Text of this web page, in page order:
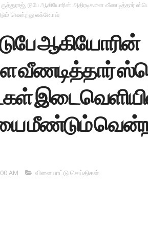
ருத்துராஜ், டுபே ஆகியோரின் அதிரடிகளை வீணடித்தார்
வென்றது லக்னோவ்
டுபே ஆகியோரின்
வீணடித்தார்
மீண்டும்
AM விளையாட்டு செய்திகள்